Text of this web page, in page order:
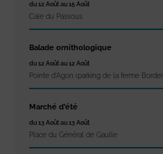
du 12 Août au 15 Août
Cale du Passous
Balade ornithologique
du 12 Août au 12 Août
Pointe d'Agon (parking de la ferme Borde)
Marché d’été
du 13 Août au 13 Août
Place du Général de Gaulle